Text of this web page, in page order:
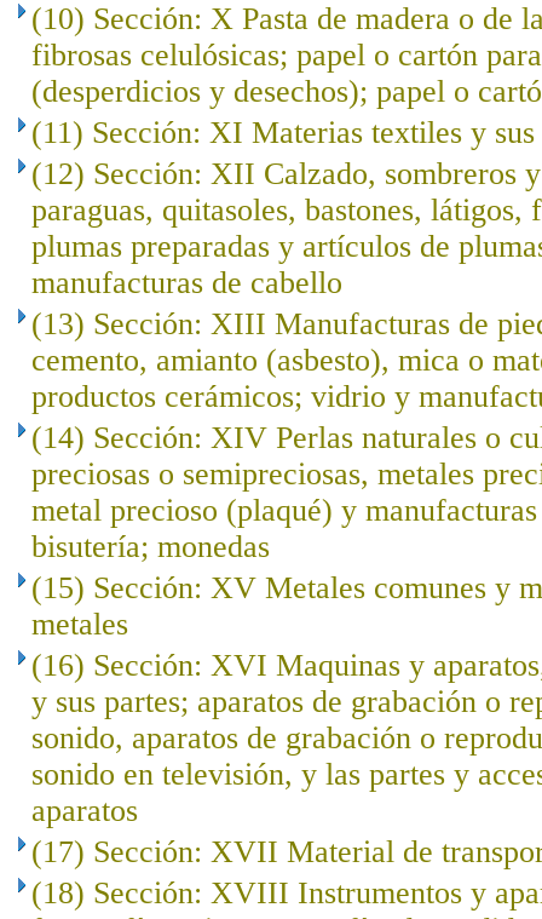
(10) Sección: X Pasta de madera o de
fibrosas celulósicas; papel o cartón
(desperdicios y desechos); papel o
(11) Sección: XI Materias textiles y sus
(12) Sección: XII Calzado, sombreros
paraguas, quitasoles, bastones, látigos,
plumas preparadas y artículos de
manufacturas de cabello
(13) Sección: XIII Manufacturas de
cemento, amianto (asbesto), mica o
productos cerámicos; vidrio y
(14) Sección: XIV Perlas naturales o
preciosas o semipreciosas, metales
metal precioso (plaqué) y
bisutería; monedas
(15) Sección: XV Metales comunes y
metales
(16) Sección: XVI Maquinas y
y sus partes; aparatos de grabación o
sonido, aparatos de grabación o
sonido en televisión, y las partes y
aparatos
(17) Sección: XVII Material de
(18) Sección: XVIII Instrumentos y